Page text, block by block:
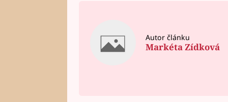
Autor článku
Markéta Zídková